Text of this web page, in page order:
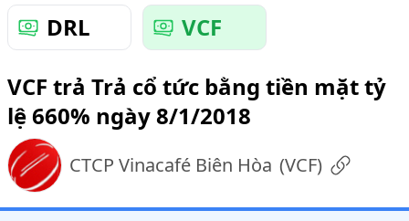
DRL
VCF
VCF trả Trả cổ tức bằng tiền mặt tỷ
lệ 660% ngày 8/1/2018
CTCP Vinacafé Biên Hòa (VCF)